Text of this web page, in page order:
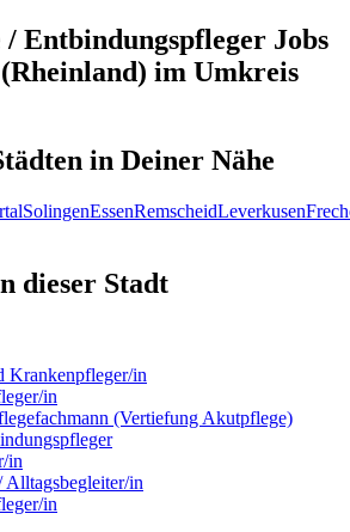
/ Entbindungspfleger Jobs
im Umkreis
in Deiner Nähe
SolingenEssenRemscheidLeverkusen
dieser Stadt
Krankenpfleger/in
in
(Vertiefung Akutpflege)
in
Alltagsbegleiter/in
in